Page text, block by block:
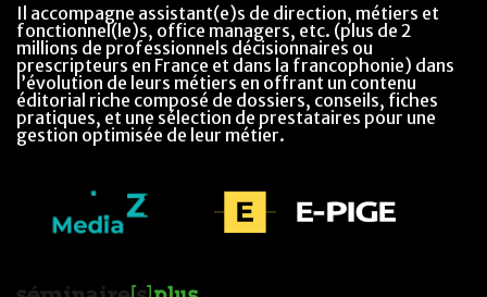
Il accompagne assistant(e)s de direction, métiers et
fonctionnel(le)s, office managers, etc. (plus de 2
millions de professionnels décisionnaires ou
prescripteurs en France et dans la francophonie) dans
l’évolution de leurs métiers en offrant un contenu
éditorial riche composé de dossiers, conseils, fiches
pratiques, et une sélection de prestataires pour une
gestion optimisée de leur métier.